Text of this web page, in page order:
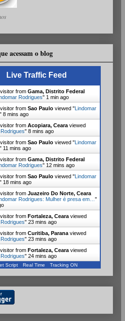
acessam o blog
Live Traffic Feed
from Gama, Distrito Federal
Rodrigues" 1 min ago
from Sao Paulo viewed " Lindomar
" 8 mins ago
from Acopiara, Ceara viewed
Rodrigues" 8 mins ago
from Sao Paulo viewed " Lindomar
" 11 mins ago
from Gama, Distrito Federal
Rodrigues" 12 mins ago
from Sao Paulo viewed " Lindomar
" 18 mins ago
from Juazeiro Do Norte, Ceara
Rodrigues: Mulher é presa em… "
from Fortaleza, Ceara viewed
Rodrigues" 23 mins ago
from Curitiba, Parana viewed
Rodrigues" 23 mins ago
from Fortaleza, Ceara viewed
Rodrigues" 24 mins ago
Script Real Time Tracking ON